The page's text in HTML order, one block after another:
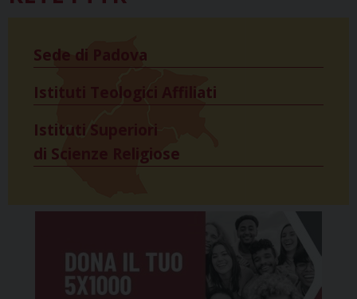
Sede di Padova
Istituti Teologici Affiliati
Istituti Superiori
di Scienze Religiose